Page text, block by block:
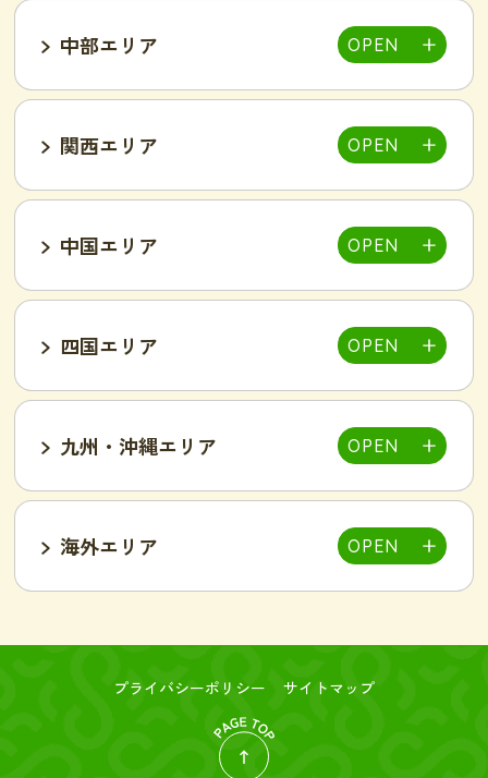
仙台泉店
大宮店 新所沢西口店
池袋西口店
吉祥寺駅前店
小岩駅前店 渋谷店 新橋店
小山店
湘南藤沢店 新横浜菊名店
つくば店 水戸店
中部エリア
富山インター店
甲府中央店
岐阜可児店
一宮店 岡崎駅前店
豊田南店
名古屋駅前店
名古屋金山駅前店
新潟燕三条店
関西エリア
明石駅前店
豊岡店
東加古川店
姫路店
和歌山店
旭・千林店 梅田北新地店
新大阪店
高槻駅前店
寝屋川枚方店
中国エリア
岡山駅前店 岡山東店
東広島西条店 広島福山店
四国エリア
高知西店
九州・沖縄エリア
海外エリア
プライバシーポリシー
サイトマップ